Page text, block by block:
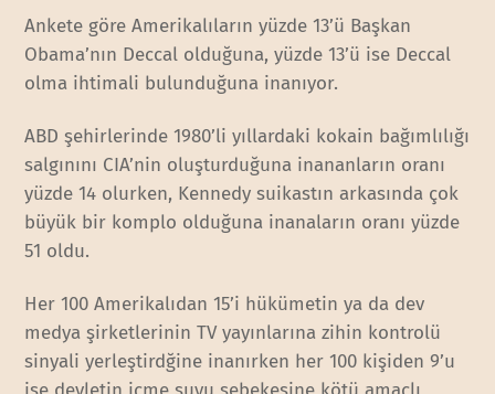
Ankete göre Amerikalıların yüzde 13’ü Başkan
Obama’nın Deccal olduğuna, yüzde 13’ü ise Deccal
olma ihtimali bulunduğuna inanıyor.
ABD şehirlerinde 1980’li yıllardaki kokain bağımlılığı
salgınını CIA’nin oluşturduğuna inananların oranı
yüzde 14 olurken, Kennedy suikastın arkasında çok
büyük bir komplo olduğuna inanaların oranı yüzde
51 oldu.
Her 100 Amerikalıdan 15’i hükümetin ya da dev
medya şirketlerinin TV yayınlarına zihin kontrolü
sinyali yerleştirdğine inanırken her 100 kişiden 9’u